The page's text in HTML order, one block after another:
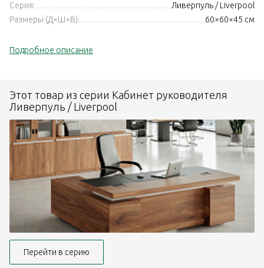
Серия:
Ливерпуль / Liverpool
Размеры (Д×Ш×В):
60×60×45 см
Подробное описание
Этот товар из серии Кабинет руководителя
Ливерпуль / Liverpool
Перейти в серию